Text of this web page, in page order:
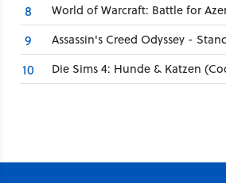
8 World of Warcraft: Battle for
9 Assassin's Creed Odyssey -
10 Die Sims 4: Hunde & Katzen